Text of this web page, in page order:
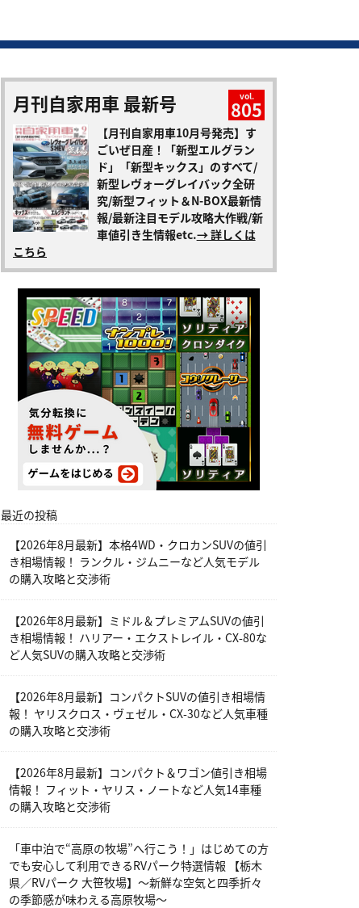
月刊自家用車 最新号 vol.
805
【月刊自家用車10月号発売】す
ごいぜ日産！「新型エルグラン
ド」「新型キックス」のすべて/
新型レヴォーグレイバック全研
究/新型フィット＆N-BOX最新情
報/最新注目モデル攻略大作戦/新
車値引き生情報etc.→ 詳しくは
こちら
最近の投稿
【2026年8月最新】本格4WD・クロカンSUVの値引
き相場情報！ ランクル・ジムニーなど人気モデル
の購入攻略と交渉術
【2026年8月最新】ミドル＆プレミアムSUVの値引
き相場情報！ ハリアー・エクストレイル・CX-80な
ど人気SUVの購入攻略と交渉術
【2026年8月最新】コンパクトSUVの値引き相場情
報！ ヤリスクロス・ヴェゼル・CX-30など人気車種
の購入攻略と交渉術
【2026年8月最新】コンパクト＆ワゴン値引き相場
情報！ フィット・ヤリス・ノートなど人気14車種
の購入攻略と交渉術
「車中泊で“高原の牧場”へ行こう！」はじめての方
でも安心して利用できるRVパーク特選情報 【栃木
県／RVパーク 大笹牧場】～新鮮な空気と四季折々
の季節感が味わえる高原牧場～